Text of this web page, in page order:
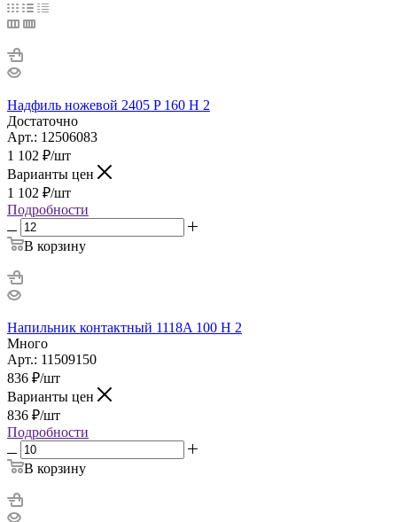
Надфиль ножевой 2405 P 160 H 2
Достаточно
Арт.: 12506083
1 102 ₽/шт
Варианты цен
1 102 ₽/шт
Подробности
В корзину
Напильник контактный 1118A 100 H 2
Много
Арт.: 11509150
836 ₽/шт
Варианты цен
836 ₽/шт
Подробности
В корзину